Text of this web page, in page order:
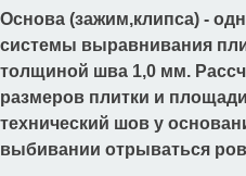
Основа (зажим,клипса) -
системы выравнивания
толщиной шва 1,0 мм.
размеров плитки и
технический шов у
выбивании отрываться